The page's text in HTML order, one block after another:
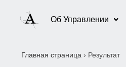
Об Управлении
Главная страница › Результат